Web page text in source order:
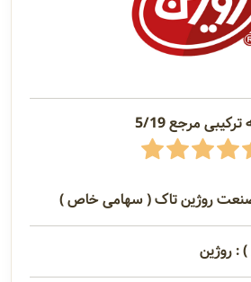
ترکیبی مرجع 5/19
روژین تاک ( سهامی خاص )
: روژین